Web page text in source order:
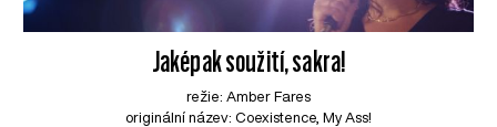
Jaképak soužití, sakra!
režie: Amber Fares
originální název: Coexistence, My Ass!